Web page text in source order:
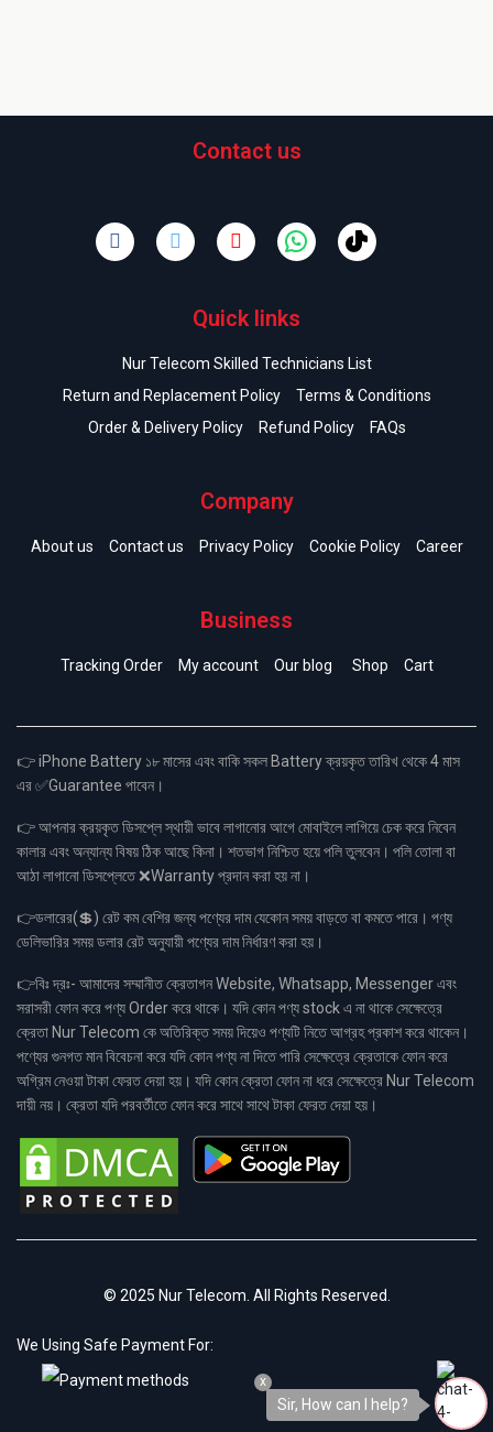
Contact us
Quick links
Nur Telecom Skilled Technicians List
Return and Replacement Policy
Terms & Conditions
Order & Delivery Policy
Refund Policy FAQs
Company
About us Contact us Privacy Policy Cookie Policy Career
Business
Tracking Order My account Our blog Shop Cart
👉 iPhone Battery ১৮ মাসের এবং বাকি সকল Battery ক্রয়কৃত তারিখ থেকে 4 মাস
এর ✅Guarantee পাবেন।
👉 আপনার ক্রয়কৃত ডিসপ্লে স্থায়ী ভাবে লাগানোর আগে মোবাইলে লাগিয়ে চেক করে নিবেন
কালার এবং অন্যান্য বিষয় ঠিক আছে কিনা। শতভাগ নিশ্চিত হয়ে পলি তুলবেন। পলি তোলা বা
আঠা লাগানো ডিসপ্লেতে ❌Warranty প্রদান করা হয় না।
👉ডলারের(💲) রেট কম বেশির জন্য পণ্যের দাম যেকোন সময় বাড়তে বা কমতে পারে। পণ্য
ডেলিভারির সময় ডলার রেট অনুযায়ী পণ্যের দাম নির্ধারণ করা হয়।
👉বিঃ দ্রঃ- আমাদের সম্মানীত ক্রেতাগন Website, Whatsapp, Messenger এবং
সরাসরী ফোন করে পণ্য Order করে থাকে। যদি কোন পণ্য stock এ না থাকে সেক্ষেত্রে
ক্রেতা Nur Telecom কে অতিরিক্ত সময় দিয়েও পণ্যটি নিতে আগ্রহ প্রকাশ করে থাকেন।
পণ্যের গুনগত মান বিবেচনা করে যদি কোন পণ্য না দিতে পারি সেক্ষেত্রে ক্রেতাকে ফোন করে
অগ্রিম নেওয়া টাকা ফেরত দেয়া হয়। যদি কোন ক্রেতা ফোন না ধরে সেক্ষেত্রে Nur Telecom
দায়ী নয়। ক্রেতা যদি পরবর্তীতে ফোন করে সাথে সাথে টাকা ফেরত দেয়া হয়।
© 2025 Nur Telecom. All Rights Reserved.
We Using Safe Payment For:
Sir, How can I help?
x